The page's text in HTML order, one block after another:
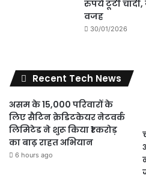
रुपये टूटी
वजह
30/01/2026
Recent Tech News
असम के 15,000 परिवारों के
लिए सैटिन क्रेडिटकेयर नेटवर्क
लिमिटेड ने शुरू किया ₹1 करोड़
का बाढ़ राहत अभियान
6 hours ago